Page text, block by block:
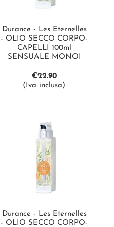
Durance - Les Eternelles
- OLIO SECCO CORPO-
CAPELLI 100ml
SENSUALE MONOI
€22.90
(Iva inclusa)
Durance - Les Eternelles
- OLIO SECCO CORPO-